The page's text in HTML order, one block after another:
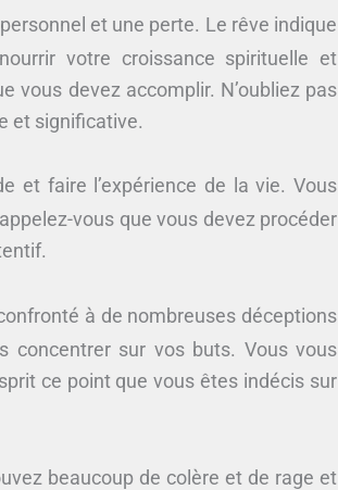
et une perte. Le rêve indique
votre croissance spirituelle et
vous devez accomplir. N’oubliez pas
et significative.
et faire l’expérience de la vie. Vous
vous que vous devez procéder
à de nombreuses déceptions
concentrer sur vos buts. Vous vous
ce point que vous êtes indécis sur
beaucoup de colère et de rage et